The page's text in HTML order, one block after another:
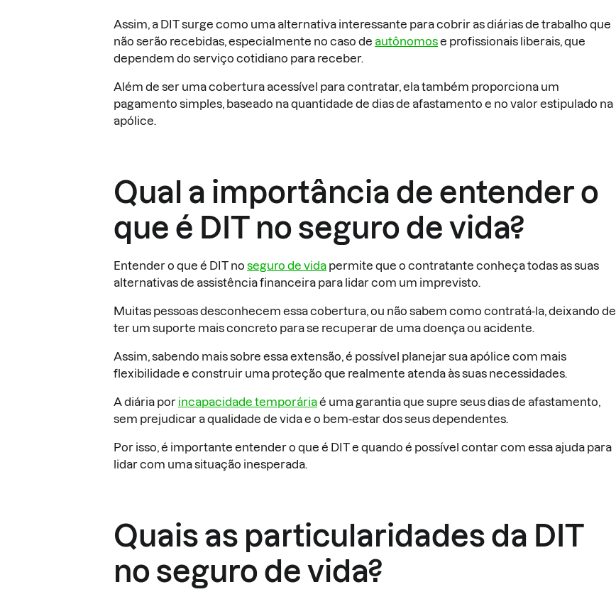
Assim, a DIT surge como uma alternativa interessante para cobrir as diárias de trabalho que
não serão recebidas, especialmente no caso de autônomose profissionais liberais, que
dependem do serviço cotidiano para receber.
Além de ser uma cobertura acessível para contratar, ela também proporciona um
pagamento simples, baseado na quantidade de dias de afastamento e no valor estipulado na
apólice.
Qual a importância de entender o
que é DIT no seguro de vida?
Entender o que é DIT no seguro de vida permite que o contratante conheça todas as suas
alternativas de assistência financeira para lidar com um imprevisto.
Muitas pessoas desconhecem essa cobertura, ou não sabem como contratá-la, deixando de
ter um suporte mais concreto para se recuperar de uma doença ou acidente.
Assim, sabendo mais sobre essa extensão, é possível planejar sua apólice com mais
flexibilidade e construir uma proteção que realmente atenda às suas necessidades.
A diária por incapacidade temporáriaé uma garantia que supre seus dias de afastamento,
sem prejudicar a qualidade de vida e o bem-estar dos seus dependentes.
Por isso, é importante entender o que é DIT e quando é possível contar com essa ajuda para
lidar com uma situação inesperada.
Quais as particularidades da DIT
no seguro de vida?